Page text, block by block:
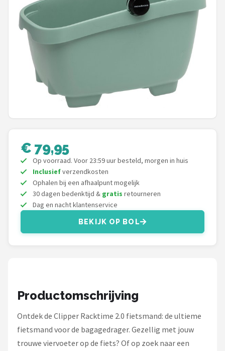
Basil
Volare
ABUS
BBB Cycling
Schwalbe
Voltano
Shimano
Cortina
€ 79,95
Op voorraad. Voor 23:59 uur besteld, morgen in huis
Inclusiefverzendkosten
Ophalen bij een afhaalpunt mogelijk
30 dagen bedenktijd & gratis retourneren
Dag en nacht klantenservice
BEKIJK OP BOL
Productomschrijving
Ontdek de Clipper Racktime 2.0 fietsmand: de ultieme
fietsmand voor de bagagedrager. Gezellig met jouw
trouwe viervoeter op de fiets? Of op zoek naar een